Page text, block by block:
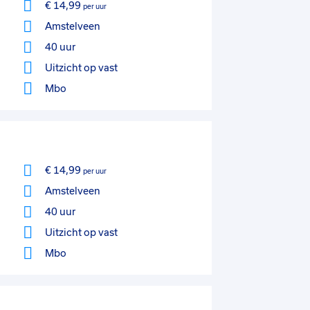
€ 14,99 per uur
Amstelveen
40 uur
Uitzicht op vast
Mbo
€ 14,99 per uur
Amstelveen
40 uur
Uitzicht op vast
Mbo